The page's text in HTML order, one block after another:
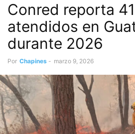
Conred reporta
atendidos en
durante 2026
Por Chapines - marzo 9, 2026